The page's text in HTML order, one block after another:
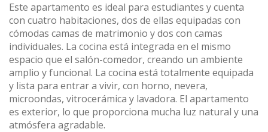
Este apartamento es ideal para estudiantes y cuenta
con cuatro habitaciones, dos de ellas equipadas con
cómodas camas de matrimonio y dos con camas
individuales. La cocina está integrada en el mismo
espacio que el salón-comedor, creando un ambiente
amplio y funcional. La cocina está totalmente equipada
y lista para entrar a vivir, con horno, nevera,
microondas, vitrocerámica y lavadora. El apartamento
es exterior, lo que proporciona mucha luz natural y una
atmósfera agradable.